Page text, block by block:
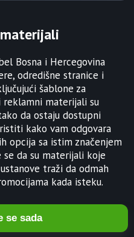
Bosna i Hercegovina
odredišne ​​stranice i
šablone za
reklamni materijali su
da ostaju dostupni
kako vam odgovara
opcija sa istim značenjem
da su materijali koje
traži da odmah
kada isteku.
se sada